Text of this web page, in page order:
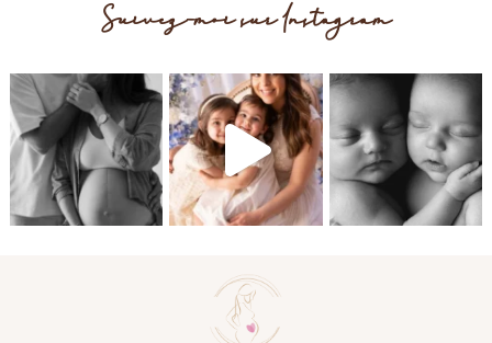
Suivez-moi sur Instagram